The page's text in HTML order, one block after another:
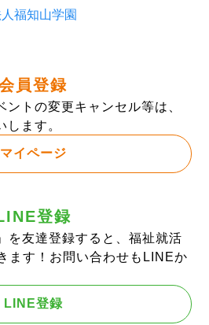
チ
福知山学園
員登録
ントの変更キャンセル等は、
します。
マイページ
登録
を友達登録すると、福祉就活
ます！お問い合わせもLINEか
LINE登録